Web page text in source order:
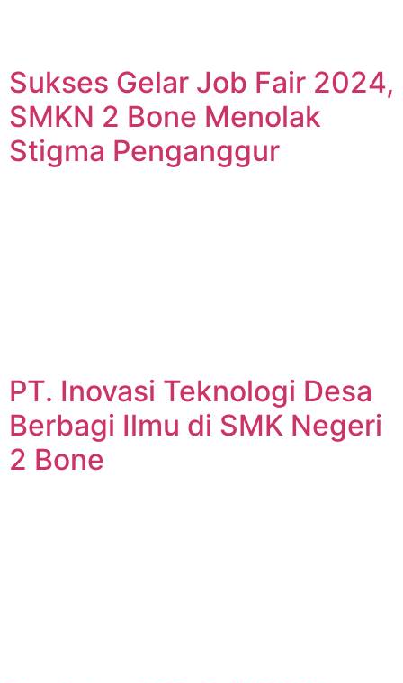
Sukses Gelar Job Fair 2024,
SMKN 2 Bone Menolak
Stigma Penganggur
PT. Inovasi Teknologi Desa
Berbagi Ilmu di SMK Negeri
2 Bone